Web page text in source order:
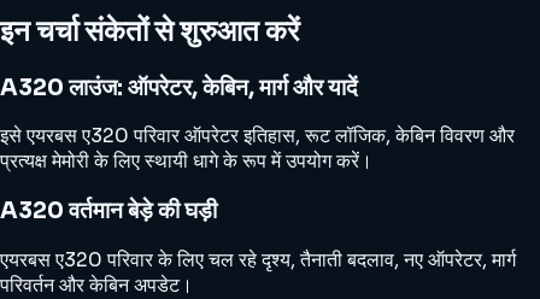
इन चर्चा संकेतों से शुरुआत करें
A320 लाउंज: ऑपरेटर, केबिन, मार्ग और यादें
इसे एयरबस ए320 परिवार ऑपरेटर इतिहास, रूट लॉजिक, केबिन विवरण और
प्रत्यक्ष मेमोरी के लिए स्थायी धागे के रूप में उपयोग करें।
A320 वर्तमान बेड़े की घड़ी
एयरबस ए320 परिवार के लिए चल रहे दृश्य, तैनाती बदलाव, नए ऑपरेटर, मार्ग
परिवर्तन और केबिन अपडेट।